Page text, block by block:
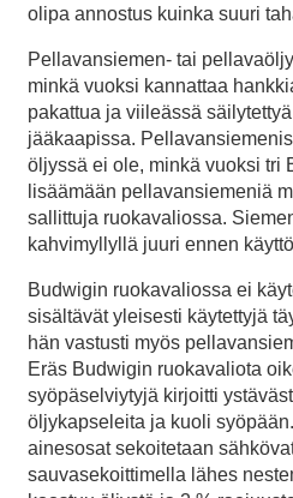
olipa annostus kuinka suuri
Pellavansiemen- tai
minkä vuoksi kannattaa
pakattua ja viileässä
jääkaapissa.
öljyssä ei ole, minkä vuoksi tri
lisäämään pellavansiemeniä
sallittuja ruokavaliossa.
kahvimyllyllä juuri ennen
Budwigin ruokavaliossa ei
sisältävät yleisesti käytettyjä
hän vastusti myös
Eräs Budwigin ruokavaliota
syöpäselviytyjä kirjoitti
öljykapseleita ja kuoli
ainesosat sekoitetaan
sauvasekoittimella lähes